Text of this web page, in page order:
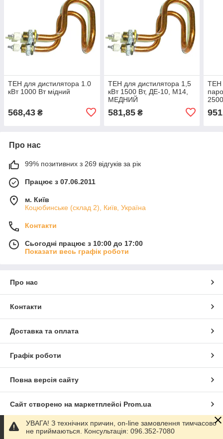
ТЕН для дистилятора 1.0
кВт 1000 Вт мідний
568,43 ₴
ТЕН для дистилятора 1,5
кВт 1500 Вт, ДЕ-10, М14,
МЕДНИЙ
581,85₴
ТЕН
Про нас
99% позитивних з 269 відгуків за рік
Працює з 07.06.2011
м. Київ
Коцюбинське (склад 2), Київ, Україна
Контакти
Сьогодні працює з 10:00 до 17:00
Показати весь графік роботи
Про нас
Контакти
Доставка та оплата
Графік роботи
Повна версія сайту
Сайт створено на маркетплейсі Prom.ua
Політика конфіденційності
УВАГА! З технічних причин, on-line замовлення тимчасово
не приймаються. Консультація: 096.З52-7080